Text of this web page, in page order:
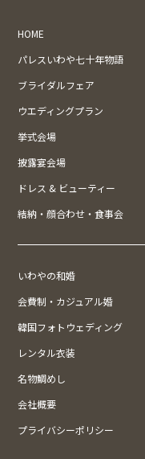
HOME
パレスいわや七十年物語
ブライダルフェア
ウエディングプラン
挙式会場
披露宴会場
ドレス & ビューティー
結納・顔合わせ・食事会
いわやの和婚
会費制・カジュアル婚
韓国フォトウェディング
レンタル衣装
名物鯛めし
会社概要
プライバシーポリシー